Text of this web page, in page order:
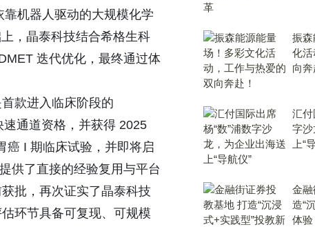
机器人驱动的大规模化学
，晶泰科技结合希格生科
迭代优化，最终通过体
款进入临床阶段的
通道资格，并获得 2025
癌 I 期临床试验，并即将启
供了直接的经验复用与平台
批，再次证实了晶泰科技
环节具备可复现、可规模
振森
化活
向奔
汇付
字沙
上“
金
造“
体验